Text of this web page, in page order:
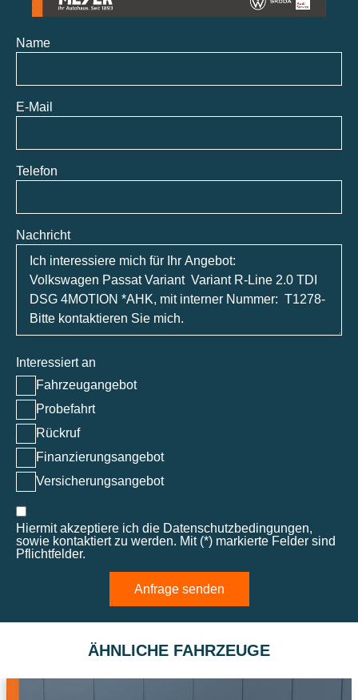
Name
E-Mail
Telefon
Nachricht
Interessiert an
Fahrzeugangebot
Probefahrt
Rückruf
Finanzierungsangebot
Versicherungsangebot
Hiermit akzeptiere ich die Datenschutzbedingungen,
sowie kontaktiert zu werden. Mit (*) markierte Felder sind
Pflichtfelder.
Anfrage senden
ÄHNLICHE FAHRZEUGE